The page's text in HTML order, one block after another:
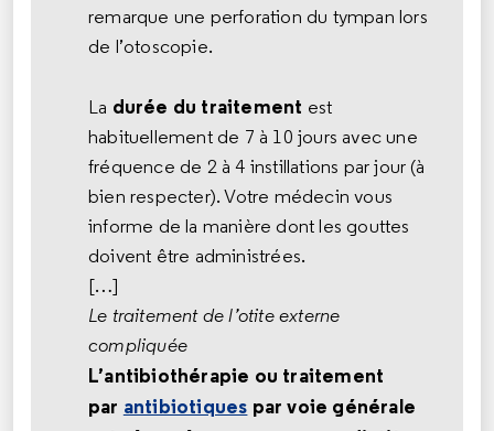
remarque une perforation du tympan lors
de l’otoscopie.
La durée du traitement est
habituellement de 7 à 10 jours avec une
fréquence de 2 à 4 instillations par jour (à
bien respecter). Votre médecin vous
informe de la manière dont les gouttes
doivent être administrées.
[…]
Le traitement de l’otite externe
compliquée
L’antibiothérapie ou traitement
par antibiotiques par voie générale